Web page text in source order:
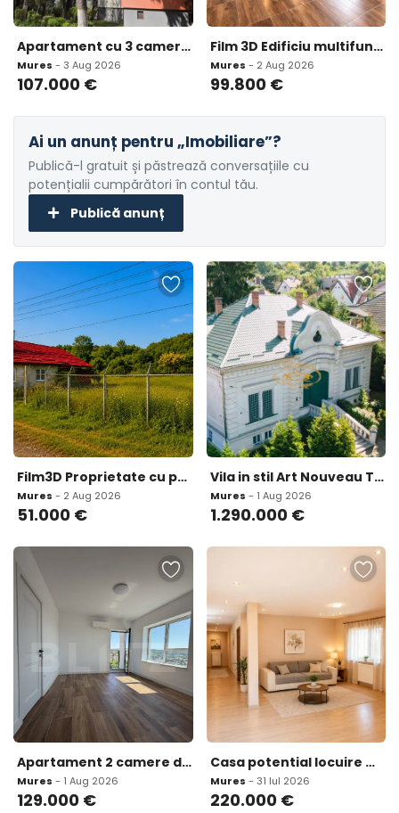
Apartament cu 3 camere 60 mp Dambu Pietros
Mures - 3 Aug 2026
107.000 €
Film 3D Edificiu multifunctional Semicentral Targu Mures
Mures - 2 Aug 2026
99.800 €
Ai un anunț pentru „Imobiliare”?
Publică-l gratuit și păstrează conversațiile cu
potențialii cumpărători în contul tău.
Publică anunț
Film3D Proprietate cu potential casa atelier domeniu de 2 7
Mures - 2 Aug 2026
51.000 €
Vila in stil Art Nouveau Targu Mures str Alexandru Papiu
Mures - 1 Aug 2026
1.290.000 €
Apartament 2 camere de vanzare - vivat Residence Targu
Mures - 1 Aug 2026
129.000 €
Casa potential locuire multifamiliala activitati comerciale
Mures - 31 Iul 2026
220.000 €